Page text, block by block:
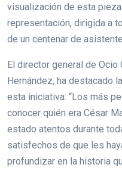
visualización de esta
representación, dirigida a
de un centenar de
El director general de Ocio
Hernández, ha destacado
esta iniciativa: “Los más
conocer quién era César
estado atentos durante
satisfechos de que les
profundizar en la historia